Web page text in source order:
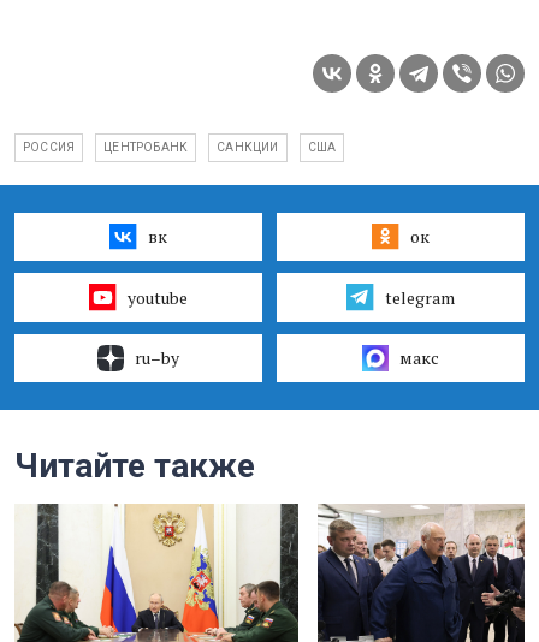
РОССИЯ ЦЕНТРОБАНК САНКЦИИ США
вк ок
youtube telegram
ru–by макс
Читайте также